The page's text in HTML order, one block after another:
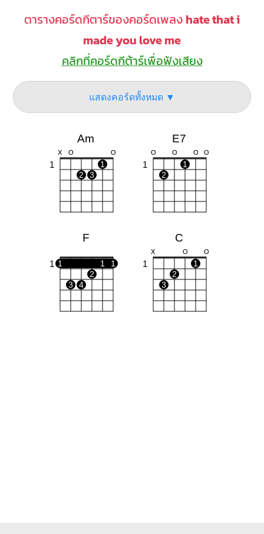
ตารางคอร์ดกีตาร์ของคอร์ดเพลง hate that i
made you love me
คลิกที่คอร์ดกีต้าร์เพื่อฟังเสียง
แสดงคอร์ดทั้งหมด ▼
Am
X O O
1
1
2
3
E7
O O O O
1
1
2
F
1 1 1
1
2
3
4
C
X O O
1
1
2
3